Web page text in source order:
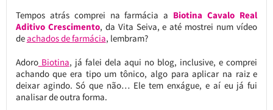
Tempos atrás comprei na farmácia a Biotina Cavalo Real
Aditivo Crescimento, da Vita Seiva, e até mostrei num vídeo
deachados de farmácia, lembram?
AdoroBiotina, já falei dela aqui no blog, inclusive, e comprei
achando que era tipo um tônico, algo para aplicar na raiz e
deixar agindo. Só que não… Ele tem enxágue, e aí eu já fui
analisar de outra forma.